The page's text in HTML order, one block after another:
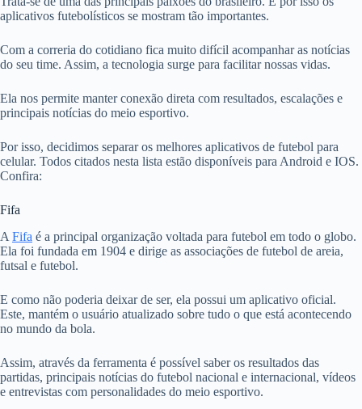
aplicativos futebolísticos se mostram tão importantes.
Com a correria do cotidiano fica muito difícil acompanhar as notícias
do seu time. Assim, a tecnologia surge para facilitar nossas vidas.
Ela nos permite manter conexão direta com resultados, escalações e
principais notícias do meio esportivo.
Por isso, decidimos separar os melhores aplicativos de futebol para
celular. Todos citados nesta lista estão disponíveis para Android e IOS.
Confira:
Fifa
A Fifa é a principal organização voltada para futebol em todo o globo.
Ela foi fundada em 1904 e dirige as associações de futebol de areia,
futsal e futebol.
E como não poderia deixar de ser, ela possui um aplicativo oficial.
Este, mantém o usuário atualizado sobre tudo o que está acontecendo
no mundo da bola.
Assim, através da ferramenta é possível saber os resultados das
partidas, principais notícias do futebol nacional e internacional, vídeos
e entrevistas com personalidades do meio esportivo.